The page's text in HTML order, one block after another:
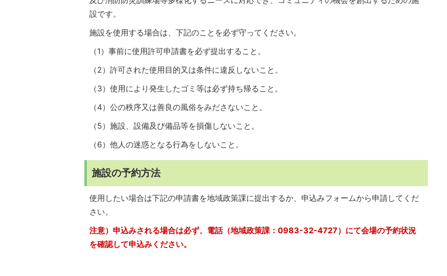
設です。
施設を使用する場合は、下記のことを必ず守ってください。
（1）事前に使用許可申請書を必ず提出すること。
（2）許可された使用目的又は条件に違反しないこと。
（3）使用により発生したゴミ等は必ず持ち帰ること。
（4）公の秩序又は善良の風俗をみださないこと。
（5）施設、設備及び備品等を損傷しないこと。
（6）他人の迷惑となる行為をしないこと。
施設の予約方法
使用したい場合は下記の申請書を地域政策課に提出するか、申込みフォームから申請してくだ
さい。
注意）申込みされる場合は必ず、電話（地域政策課：0983-32-4727）にて会場の予約状況
を確認して申込みください。